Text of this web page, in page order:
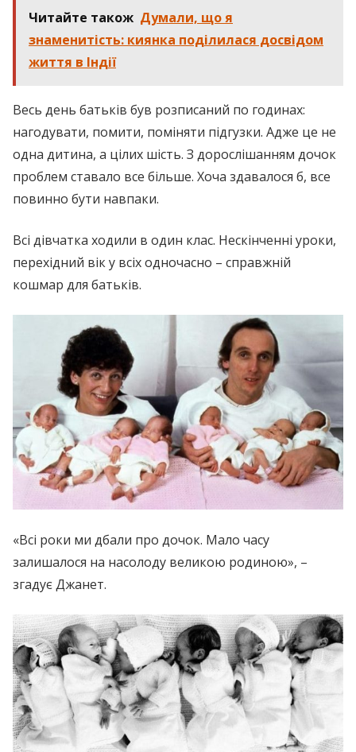
Читайте також Думали, що я
знаменитість: киянка поділилася досвідом
життя в Індії
Весь день батьків був розписаний по годинах:
нагодувати, помити, поміняти підгузки. Адже це не
одна дитина, а цілих шість. З дорослішанням дочок
проблем ставало все більше. Хоча здавалося б, все
повинно бути навпаки.
Всі дівчатка ходили в один клас. Нескінченні уроки,
перехідний вік у всіх одночасно – справжній
кошмар для батьків.
«Всі роки ми дбали про дочок. Мало часу
залишалося на насолоду великою родиною», –
згадує Джанет.